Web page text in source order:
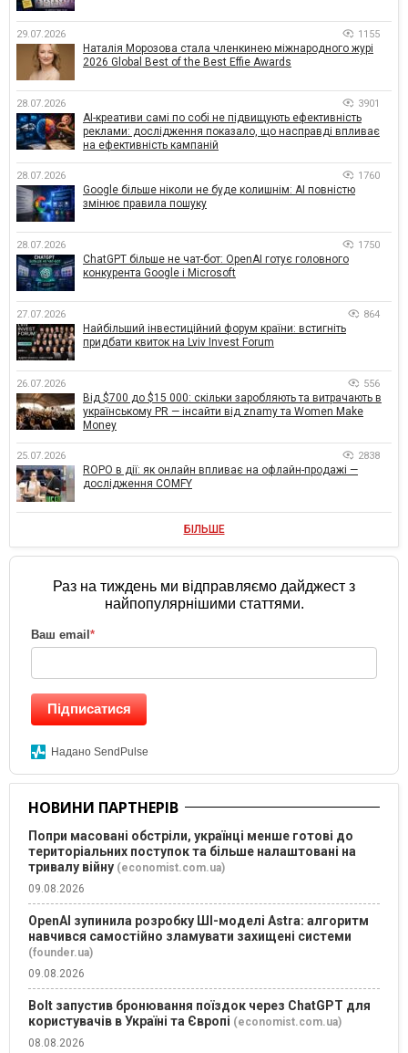
29.07.2026 1155
Наталія Морозова стала членкинею міжнародного журі
2026 Global Best of the Best Effie Awards
28.07.2026 3901
AI-креативи самі по собі не підвищують ефективність
реклами: дослідження показало, що насправді впливає
на ефективність кампаній
28.07.2026 1760
Google більше ніколи не буде колишнім: AI повністю
змінює правила пошуку
28.07.2026 1750
ChatGPT більше не чат-бот: OpenAI готує головного
конкурента Google і Microsoft
27.07.2026 864
Найбільший інвестиційний форум країни: встигніть
придбати квиток на Lviv Invest Forum
26.07.2026 556
Від $700 до $15 000: скільки заробляють та витрачають в
українському PR — інсайти від znamy та Women Make
Money
25.07.2026 2838
ROPO в дії: як онлайн впливає на офлайн-продажі —
дослідження COMFY
БІЛЬШЕ
Раз на тиждень ми відправляємо дайджест з
найпопулярнішими статтями.
Ваш email *
Підписатися
Надано SendPulse
НОВИНИ ПАРТНЕРІВ
Попри масовані обстріли, українці менше готові до
територіальних поступок та більше налаштовані на
тривалу війну (economist.com.ua)
09.08.2026
OpenAI зупинила розробку ШІ-моделі Astra: алгоритм
навчився самостійно зламувати захищені системи
(founder.ua)
09.08.2026
Bolt запустив бронювання поїздок через ChatGPT для
користувачів в Україні та Європі (economist.com.ua)
08.08.2026